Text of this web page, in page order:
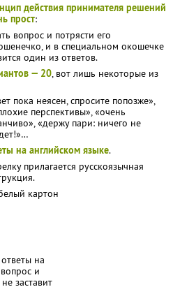
действия принимателя решений
прост:
вопрос и потрясти его
и в специальном окошечке
один из ответов.
— 20, вот лишь некоторые из
пока неясен, спросите попозже»,
перспективы», «очень
«держу пари: ничего не
на английском языке.
прилагается русскоязычная
картон
на
и
заставит